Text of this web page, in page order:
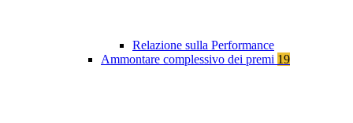
Relazione sulla Performance
Ammontare complessivo dei premi 19